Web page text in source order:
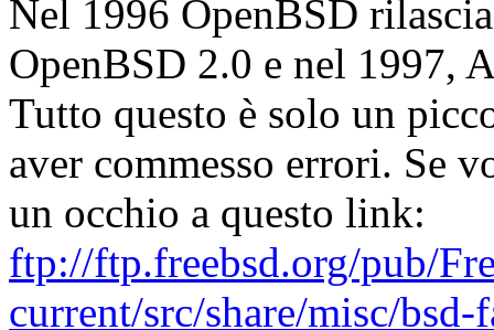
Nel 1996 OpenBSD
OpenBSD 2.0 e nel 1997,
Tutto questo è solo un
aver commesso errori. Se
un occhio a questo link:
ftp://ftp.freebsd.org/pub/
current/src/share/misc/